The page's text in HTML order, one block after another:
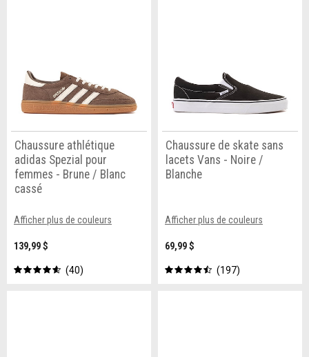
Chaussure athlétique
adidas Spezial pour
femmes - Brune / Blanc
cassé
Afficher plus de couleurs
139,99 $
40
Chaussure de skate sans
lacets Vans - Noire /
Blanche
Afficher plus de couleurs
69,99 $
197